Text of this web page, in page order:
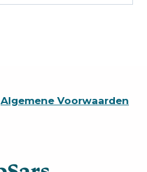
Algemene Voorwaarden